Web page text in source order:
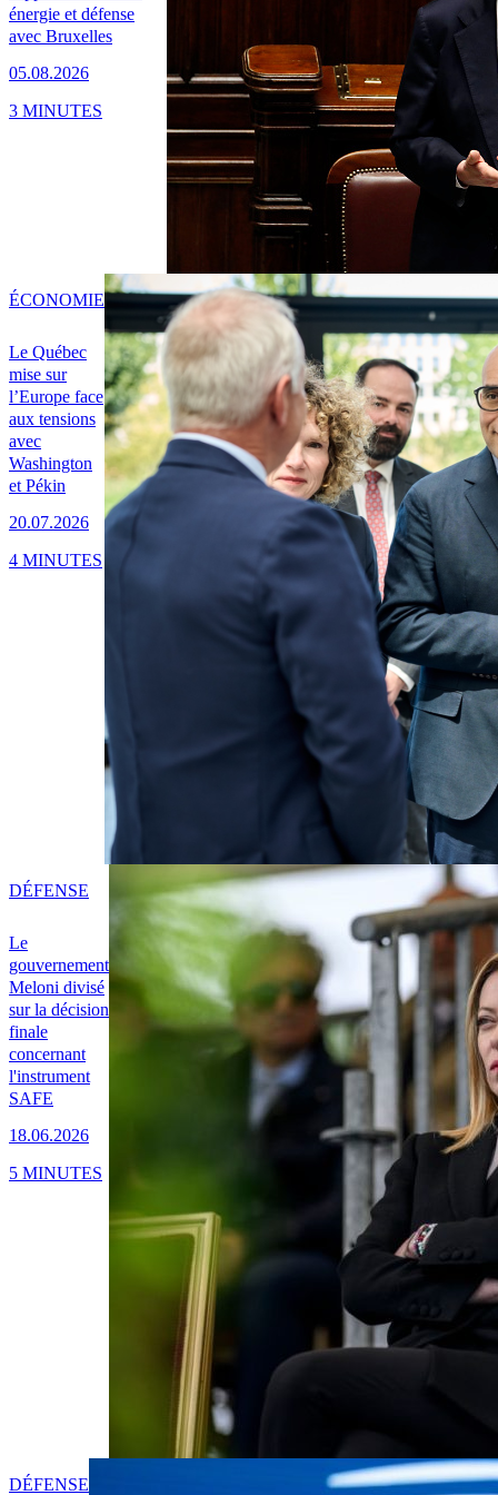
énergie et défense
avec Bruxelles
05.08.2026
3 MINUTES
Le Québec
mise sur
l’Europe face
aux tensions
avec
Washington
et Pékin
20.07.2026
ÉCONOMIE
4 MINUTES
Le
gouvernement
Meloni divisé
sur la décision
finale
concernant
l'instrument
SAFE
18.06.2026
DÉFENSE
5 MINUTES
DÉFENSE